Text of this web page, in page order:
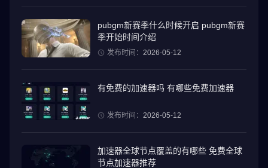
pubgm新赛季什么时候开启 pubgm新赛
季开始时间介绍
发布时间： 2026-05-12
有免费的加速器吗 有哪些免费加速器
发布时间： 2026-05-12
加速器全球节点覆盖的有哪些 免费全球
节点加速器推荐